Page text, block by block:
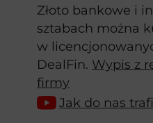
Złoto bankowe i
sztabach można
w
DealFin. Wypis z
firmy
Jak do nas